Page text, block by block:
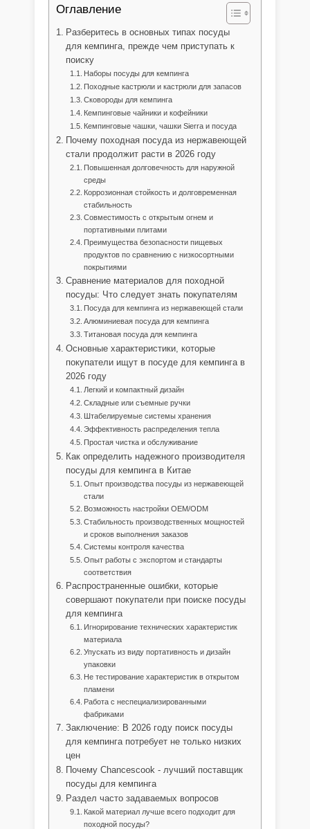
Оглавление
Разберитесь в основных типах посуды
для кемпинга, прежде чем приступать к
поиску
Наборы посуды для кемпинга
Походные кастрюли и кастрюли для запасов
Сковороды для кемпинга
Кемпинговые чайники и кофейники
Кемпинговые чашки, чашки Sierra и посуда
Почему походная посуда из нержавеющей
стали продолжит расти в 2026 году
Повышенная долговечность для наружной
среды
Коррозионная стойкость и долговременная
стабильность
Совместимость с открытым огнем и
портативными плитами
Преимущества безопасности пищевых
продуктов по сравнению с низкосортными
покрытиями
Сравнение материалов для походной
посуды: Что следует знать покупателям
Посуда для кемпинга из нержавеющей стали
Алюминиевая посуда для кемпинга
Титановая посуда для кемпинга
Основные характеристики, которые
покупатели ищут в посуде для кемпинга в
2026 году
Легкий и компактный дизайн
Складные или съемные ручки
Штабелируемые системы хранения
Эффективность распределения тепла
Простая чистка и обслуживание
Как определить надежного производителя
посуды для кемпинга в Китае
Опыт производства посуды из нержавеющей
стали
Возможность настройки OEM/ODM
Стабильность производственных мощностей
и сроков выполнения заказов
Системы контроля качества
Опыт работы с экспортом и стандарты
соответствия
Распространенные ошибки, которые
совершают покупатели при поиске посуды
для кемпинга
Игнорирование технических характеристик
материала
Упускать из виду портативность и дизайн
упаковки
Не тестирование характеристик в открытом
пламени
Работа с неспециализированными
фабриками
Заключение: В 2026 году поиск посуды
для кемпинга потребует не только низких
цен
Почему Chancescook - лучший поставщик
посуды для кемпинга
Раздел часто задаваемых вопросов
Какой материал лучше всего подходит для
походной посуды?